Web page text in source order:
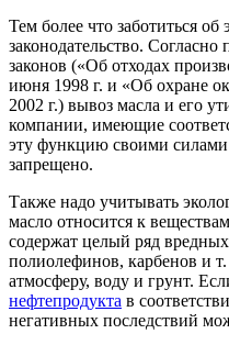
Тем более что заботиться
законодательство.
законов («Об отходах
июня 1998 г. и «Об охране
2002 г.) вывоз масла и его
компании, имеющие
эту функцию своими
запрещено.
Также надо учитывать
масло относится к
содержат целый ряд
полиолефинов, карбенов и
атмосферу, воду и грунт.
нефтепродукта в
негативных последствий